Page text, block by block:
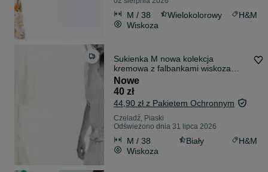
M / 38 Wielokolorowy
H&M
Wiskoza
Sukienka M nowa kolekcja
kremowa z falbankami wiskoza
PROMOCJA DIVIDED
Nowe
40 zł
44,90 zł z Pakietem Ochronnym
Czeladź, Piaski
Odświeżono dnia 31 lipca 2026
M / 38 Biały
H&M
Wiskoza